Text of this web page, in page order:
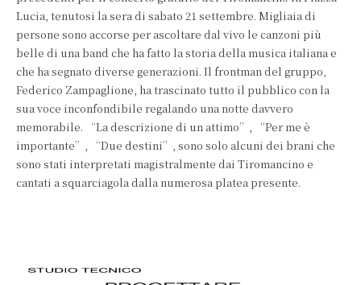
Lucia, tenutosi la sera di sabato 21 settembre. Migliaia di
persone sono accorse per ascoltare dal vivo le canzoni più
belle di una band che ha fatto la storia della musica italiana e
che ha segnato diverse generazioni. Il frontman del gruppo,
Federico Zampaglione, ha trascinato tutto il pubblico con la
sua voce inconfondibile regalando una notte davvero
memorabile. “La descrizione di un attimo”, “Per me è
importante”, “Due destini”, sono solo alcuni dei brani che
sono stati interpretati magistralmente dai Tiromancino e
cantati a squarciagola dalla numerosa platea presente.